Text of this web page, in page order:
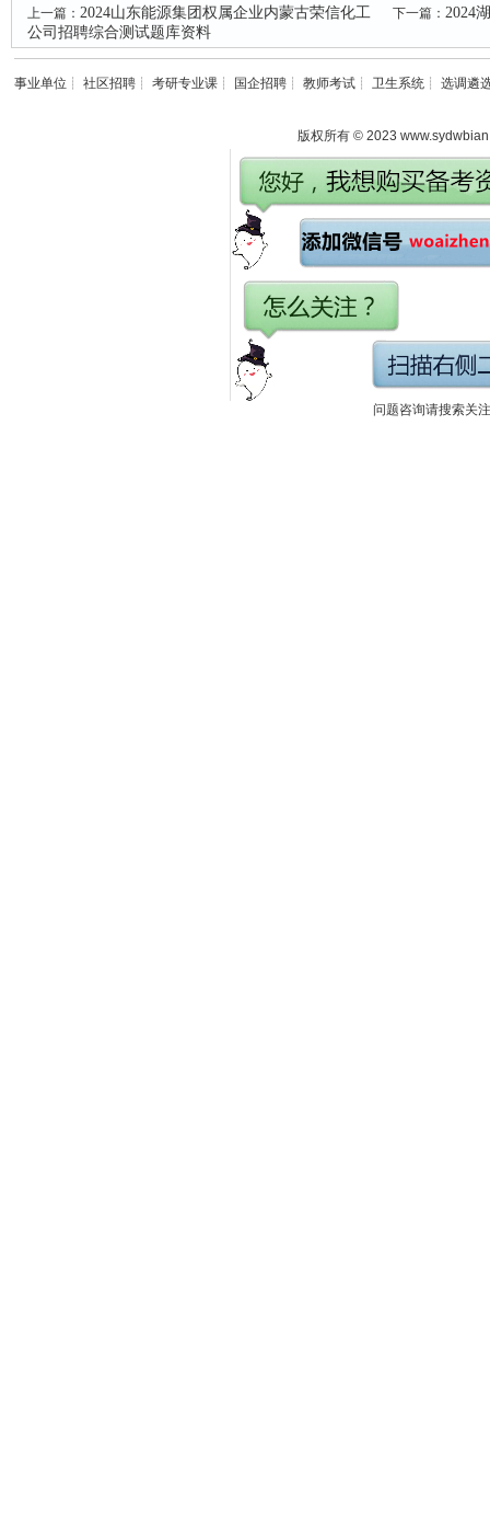
上一篇： 2024山东能源集团权属企业内蒙古荣信化工
公司招聘综合测试题库资料
下一篇： 2024
事业单位 ┊ 社区招聘 ┊ 考研专业课 ┊ 国企招聘 ┊ 教师考试 ┊ 卫生系统 ┊ 选调遴
版权所有 © 2023
问题咨询请搜索关